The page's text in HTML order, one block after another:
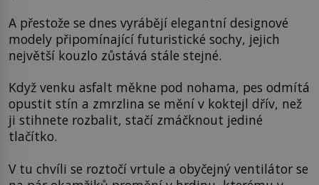
A přestože se dnes vyrábějí elegantní designové
modely připomínající futuristické sochy, jejich
největší kouzlo zůstává stále stejné.
Když venku asfalt měkne pod nohama, pes odmítá
opustit stín a zmrzlina se mění v koktejl dřív, než
ji stihnete rozbalit, stačí zmáčknout jediné
tlačítko.
V tu chvíli se roztočí vrtule a obyčejný ventilátor se